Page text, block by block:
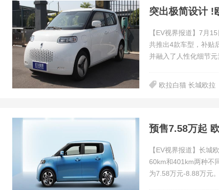
突出极简设计 !
【EV视界报道】7月
共推出4款车型，补贴
并融入了人性化细节
欧拉白猫 长城欧拉
预售7.58万起
【EV视界报道】长
60km和401km两种不
为7.58万元-8.88万元